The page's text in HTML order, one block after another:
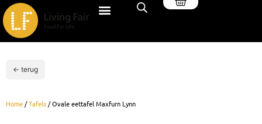
Ga
naar
de
inhoud
← terug
Home /Tafels / Ovale eettafel Maxfurn Lynn